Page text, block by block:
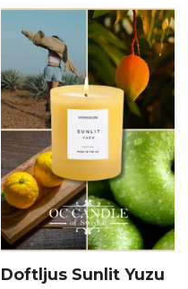
Doftljus Sunlit Yuzu